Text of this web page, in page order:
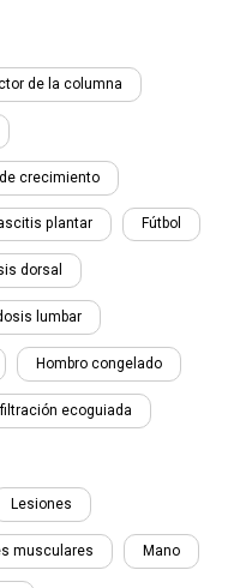
de la columna
crecimiento
plantar Fútbol
dorsal
lumbar
Hombro congelado
ecoguiada
Lesiones
musculares Mano